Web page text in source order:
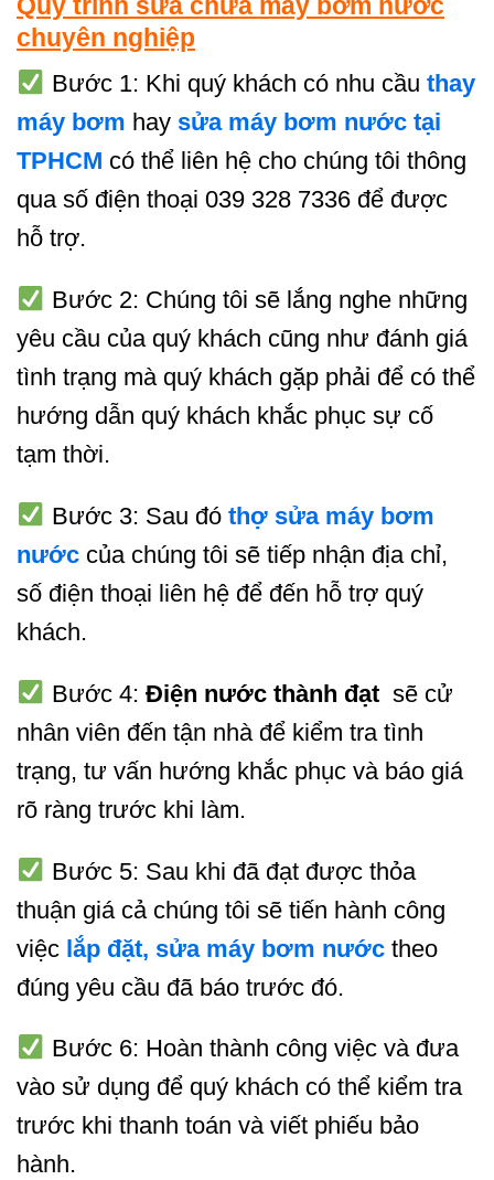
chuyên nghiệp
Bước 1: Khi quý khách có nhu cầu thay
máy bơm hay sửa máy bơm nước tại
TPHCM có thể liên hệ cho chúng tôi thông
qua số điện thoại 039 328 7336 để được
hỗ trợ.
Bước 2: Chúng tôi sẽ lắng nghe những
yêu cầu của quý khách cũng như đánh giá
tình trạng mà quý khách gặp phải để có thể
hướng dẫn quý khách khắc phục sự cố
tạm thời.
Bước 3: Sau đó thợ sửa máy bơm
nước của chúng tôi sẽ tiếp nhận địa chỉ,
số điện thoại liên hệ để đến hỗ trợ quý
khách.
Bước 4: Điện nước thành đạt sẽ cử
nhân viên đến tận nhà để kiểm tra tình
trạng, tư vấn hướng khắc phục và báo giá
rõ ràng trước khi làm.
Bước 5: Sau khi đã đạt được thỏa
thuận giá cả chúng tôi sẽ tiến hành công
việc lắp đặt, sửa máy bơm nước theo
đúng yêu cầu đã báo trước đó.
Bước 6: Hoàn thành công việc và đưa
vào sử dụng để quý khách có thể kiểm tra
trước khi thanh toán và viết phiếu bảo
hành.